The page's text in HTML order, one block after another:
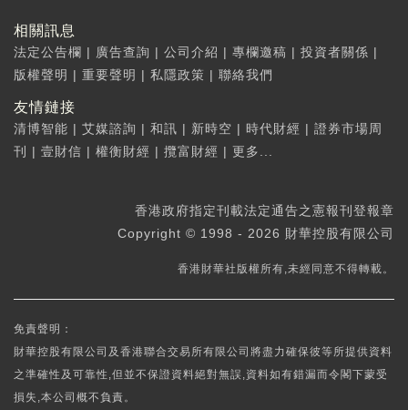
相關訊息
法定公告欄 | 廣告查詢 | 公司介紹 | 專欄邀稿 | 投資者關係 |
版權聲明 | 重要聲明 | 私隱政策 | 聯絡我們
友情鏈接
清博智能 | 艾媒諮詢 | 和訊 | 新時空 | 時代財經 | 證券市場周
刊
| 壹財信 | 權衡財經 | 攬富財經 | 更多...
香港政府指定刊載法定通告之憲報刊登報章
Copyright © 1998 - 2026 財華控股有限公司
香港財華社版權所有,未經同意不得轉載。
免責聲明：
財華控股有限公司及香港聯合交易所有限公司將盡力確保彼等所提供資料
之準確性及可靠性,但並不保證資料絕對無誤,資料如有錯漏而令閣下蒙受
損失,本公司概不負責。